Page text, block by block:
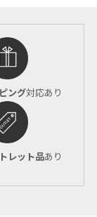
ング対応あり
レット品あり